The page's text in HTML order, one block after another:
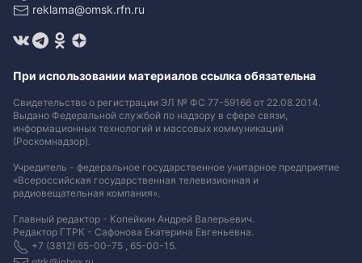
reklama@omsk.rfn.ru
При использовании материалов ссылка обязательна
Свидетельство о регистрации ЭЛ № ФС 77-59166 от 22.08.2014.
Выдано Федеральной службой по надзору в сфере связи,
информационных технологий и массовых коммуникаций
(Роскомнадзор).
Учредитель - федеральное государственное унитарное предприятие
«Всероссийская государственная телевизионная и
радиовещательная компания».
Главный редактор - Копейкин Андрей Валерьевич.
Редактор ГТРК - Сафонова Екатерина Евгеньевна.
+7 (3812) 65-00-75 , 65-00-15.